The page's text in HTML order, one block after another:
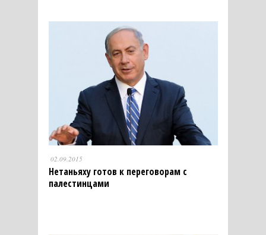
02.09.2015
Нетаньяху готов к переговорам с
палестинцами